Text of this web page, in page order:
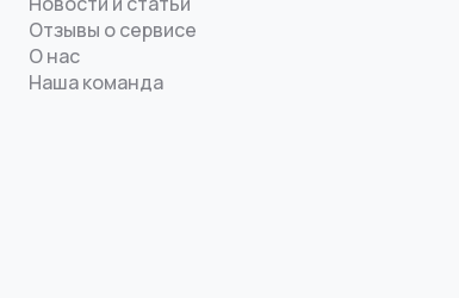
Отзывы о сервисе
О нас
Наша команда